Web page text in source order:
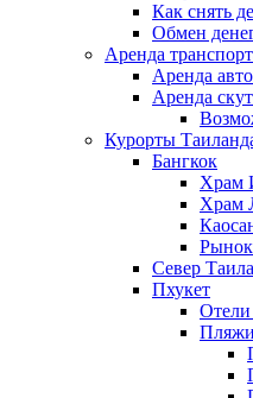
Как снять
Обмен
Аренда
Аренда
Аренда
Курорты
Бангкок
Храм
Храм
Север
Пхукет
Отели